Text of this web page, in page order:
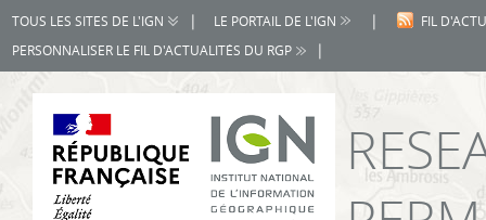
TOUS LES SITES DE L'IGN | LE PORTAIL DE L'IGN |
FIL
PERSONNALISER LE FIL D'ACTUALITÉS DU RGP
|